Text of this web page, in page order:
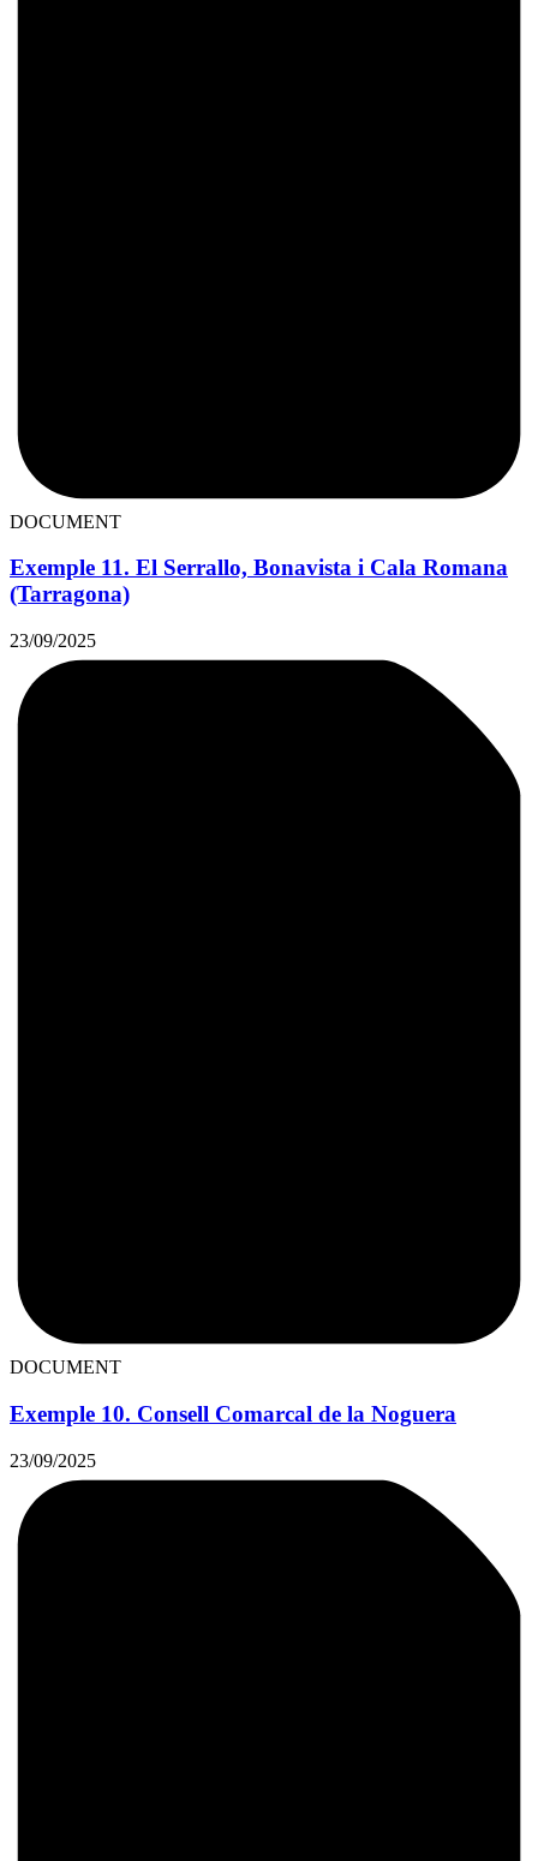
DOCUMENT
Exemple 11. El Serrallo, Bonavista i Cala Romana
(Tarragona)
23/09/2025
DOCUMENT
Exemple 10. Consell Comarcal de la Noguera
23/09/2025